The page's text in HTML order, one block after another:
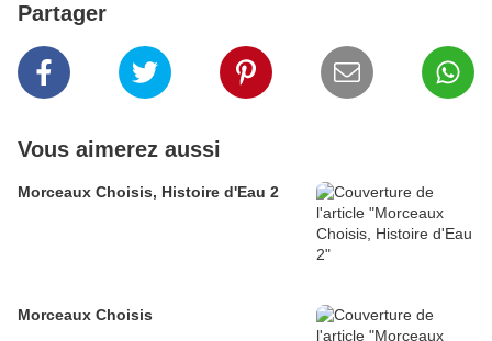
Partager
Vous aimerez aussi
Morceaux Choisis, Histoire d'Eau 2
Morceaux Choisis